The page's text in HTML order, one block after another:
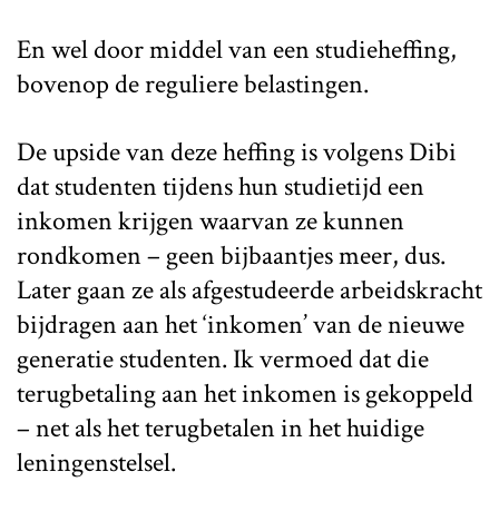
En wel door middel van een studieheffing,
bovenop de reguliere belastingen.
De upside van deze heffing is volgens Dibi
dat studenten tijdens hun studietijd een
inkomen krijgen waarvan ze kunnen
rondkomen – geen bijbaantjes meer, dus.
Later gaan ze als afgestudeerde arbeidskracht
bijdragen aan het ‘inkomen’ van de nieuwe
generatie studenten. Ik vermoed dat die
terugbetaling aan het inkomen is gekoppeld
– net als het terugbetalen in het huidige
leningenstelsel.